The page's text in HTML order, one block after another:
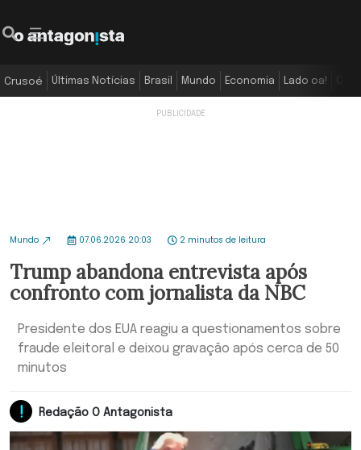
Crusoé Últimas Notícias Brasil Mundo Economia Lado oa!
Mundo 07.06.2026 20:03 2 minutos de leitura
Trump abandona entrevista após
confronto com jornalista da NBC
Presidente dos EUA reagiu a questionamentos sobre
fraude eleitoral e deixou gravação após cerca de 50
minutos
Redação O Antagonista